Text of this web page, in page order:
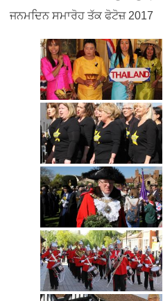
ਜਨਮਦਿਨ ਸਮਾਰੋਹ ਤੱਕ ਫੋਟੋਜ਼ 2017